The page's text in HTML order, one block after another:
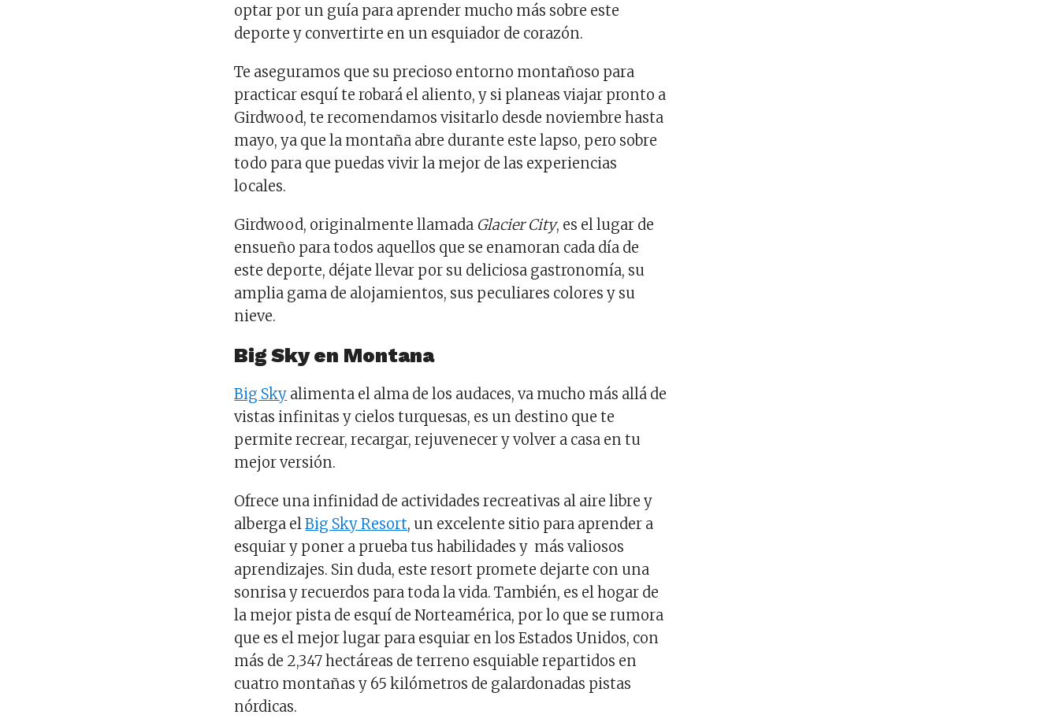
optar por un guía para aprender mucho más sobre este
deporte y convertirte en un esquiador de corazón.
Te aseguramos que su precioso entorno montañoso para
practicar esquí te robará el aliento, y si planeas viajar pronto a
Girdwood, te recomendamos visitarlo desde noviembre hasta
mayo, ya que la montaña abre durante este lapso, pero sobre
todo para que puedas vivir la mejor de las experiencias
locales.
Girdwood, originalmente llamada Glacier City, es el lugar de
ensueño para todos aquellos que se enamoran cada día de
este deporte, déjate llevar por su deliciosa gastronomía, su
amplia gama de alojamientos, sus peculiares colores y su
nieve.
Big Sky en Montana
Big Sky alimenta el alma de los audaces, va mucho más allá de
vistas infinitas y cielos turquesas, es un destino que te
permite recrear, recargar, rejuvenecer y volver a casa en tu
mejor versión.
Ofrece una infinidad de actividades recreativas al aire libre y
alberga elBig Sky Resort, un excelente sitio para aprender a
esquiar y poner a prueba tus habilidades y ​ más valiosos
aprendizajes. Sin duda, este resort promete dejarte con una
sonrisa y recuerdos para toda la vida. También, es el hogar de
la mejor pista de esquí de Norteamérica, por lo que se rumora
que es el mejor lugar para esquiar en los Estados Unidos, con
más de 2,347 hectáreas de terreno esquiable repartidos en
cuatro montañas y 65 kilómetros de galardonadas pistas
nórdicas.